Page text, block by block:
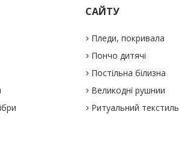
САЙТУ
Пледи, покривала
Пончо дитячі
Постільна білизна
Великодні рушнии
Ритуальний текстиль